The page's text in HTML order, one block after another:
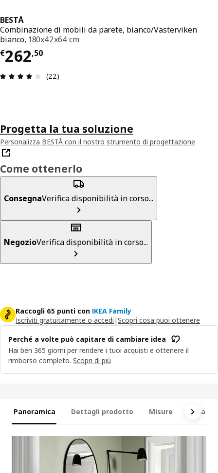
BESTÅ
Combinazione di mobili da parete, bianco/Västerviken
bianco, 180x42x64 cm
€262,50
Prezzo € 262,50
Recensione: 3.9 di 5 stelle. Recensioni totali: 22
(22)
Progetta la tua soluzione
Personalizza BESTÅ con il nostro strumento di progettazione
Come ottenerlo
ConsegnaVerifica disponibilità in corso...
NegozioVerifica disponibilità in corso...
Raccogli 65 punti con IKEA Family
Iscriviti gratuitamente o accedi |Scopri cosa puoi ottenere
Perché a volte può capitare di cambiare idea
Hai ben 365 giorni per rendere i tuoi acquisti e ottenere il
rimborso completo. Scopri di più
Panoramica Dettagli prodotto Misure Cosa è